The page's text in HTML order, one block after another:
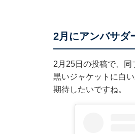
2月にアンバサダ
2月25日の投稿で、
黒いジャケットに白
期待したいですね。